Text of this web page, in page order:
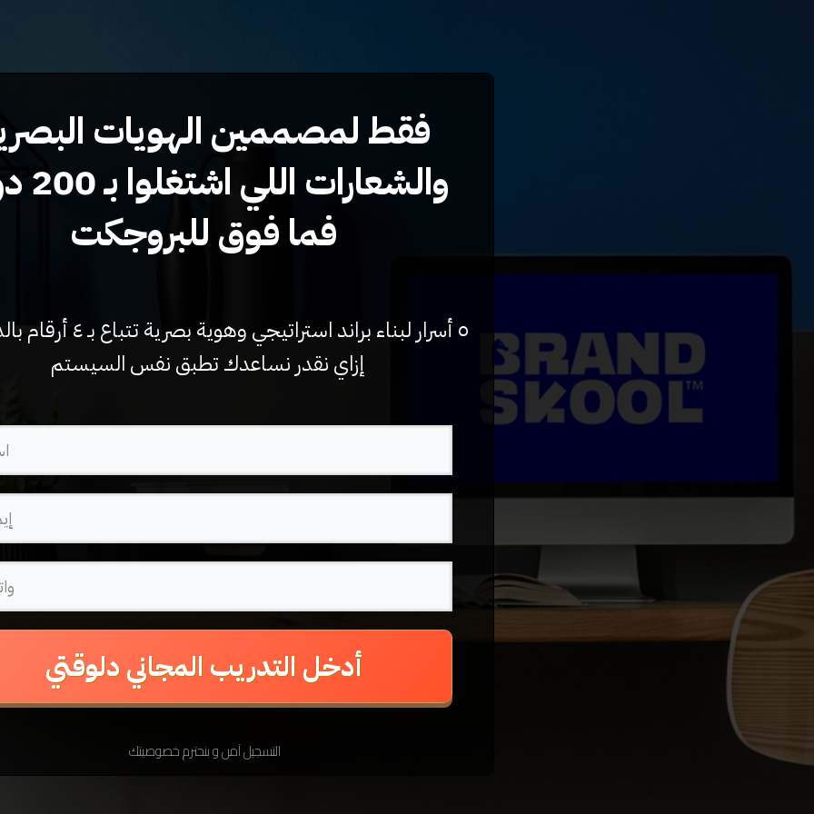
فقط لمصممين الهويات
والشعارات اللي اشتغلوا بـ200 دولار
فما فوق للبروجكت
٥ أسرار لبناء براند استراتيجي وهوية بصرية تتباع بـ
٤ أرقام بالدولار
إزاي نقدر نساعدك تطبق نفس السيستم
أدخل التدريب المجاني دلوقتي
التسجيل آمن و بنحترم خصوصيتك